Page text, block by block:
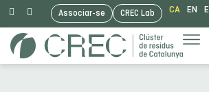
Vés
al
Associar-se CREC Lab CA EN